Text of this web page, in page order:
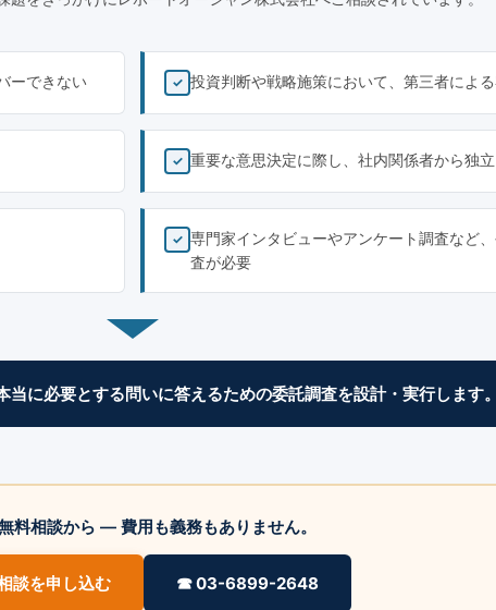
ーできない ✓ 投資判断や戦略施策において、第三者によ
✓ 重要な意思決定に際し、社内関係者から独
✓ 専門家インタビューやアンケート調査など
査が必要
に必要とする問いに答えるための委託調査を設計・実行します。
料相談から — 費用も義務もありません。
談を申し込む ☎ 03-6899-2648